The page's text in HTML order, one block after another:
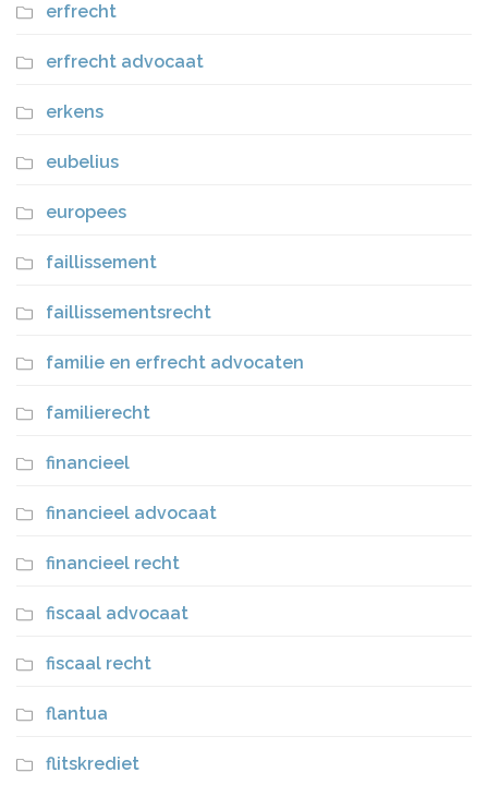
erfrecht
erfrecht advocaat
erkens
eubelius
europees
faillissement
faillissementsrecht
familie en erfrecht advocaten
familierecht
financieel
financieel advocaat
financieel recht
fiscaal advocaat
fiscaal recht
flantua
flitskrediet